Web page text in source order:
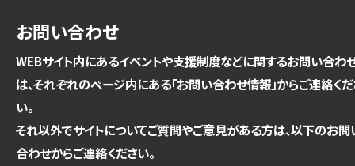
お問い合わせ
WEBサイト内にあるイベントや支援制度などに関するお問い合わ
は、それぞれのページ内にある「お問い合わせ情報」からご連絡く
い。
それ以外でサイトについてご質問やご意見がある方は、以下のお問
合わせからご連絡ください。